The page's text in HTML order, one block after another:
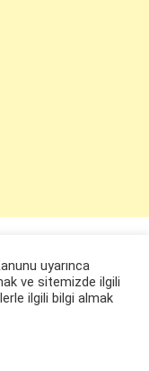
uyarınca
ve sitemizde ilgili
ilgili bilgi almak